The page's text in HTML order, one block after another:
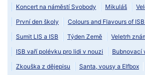
Koncert na náměstí Svobody
Mikuláš
První den školy
Colours and Flavours of
Sumit LIS a ISB
Týden Země
Veletrh
ISB vaří polévku pro lidi v nouzi
Bubnovací
Zkouška z dějepisu
Santa, vousy a Elfbox